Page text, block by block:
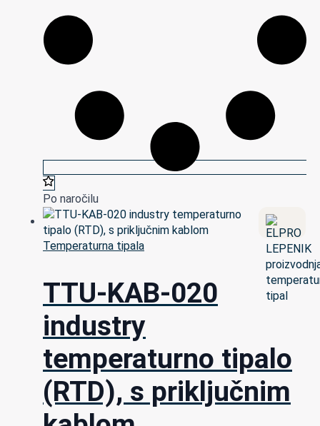
Po naročilu
Temperaturna tipala
TTU-KAB-020
industry
temperaturno tipalo
(RTD), s priključnim